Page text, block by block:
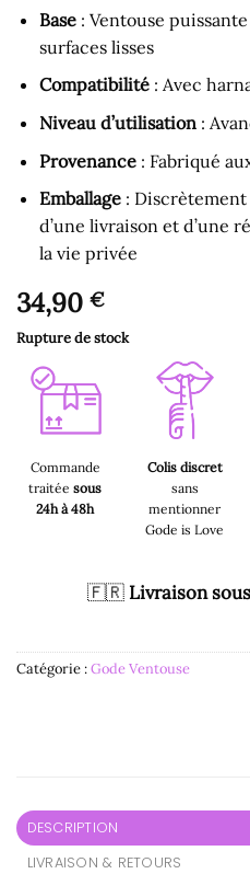
Base: Ventouse
surfaces lisses
Compatibilité: Avec
Niveau d’utilisation:
Provenance: Fabriqué
Emballage: Discrètement
d’une livraison et d’une
la vie privée
34,90 €
Rupture de stock
Commande
traitée sous
24h à 48h
Colis discret
sans
mentionner
Gode is Love
🇫🇷 Livraison
Catégorie :Gode Ventouse
DESCRIPTION
LIVRAISON & RETOURS